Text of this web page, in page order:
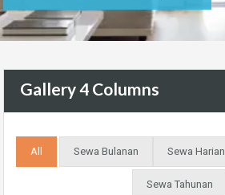
Gallery 4 Columns
All Sewa Bulanan Sewa Harian
Sewa Tahunan